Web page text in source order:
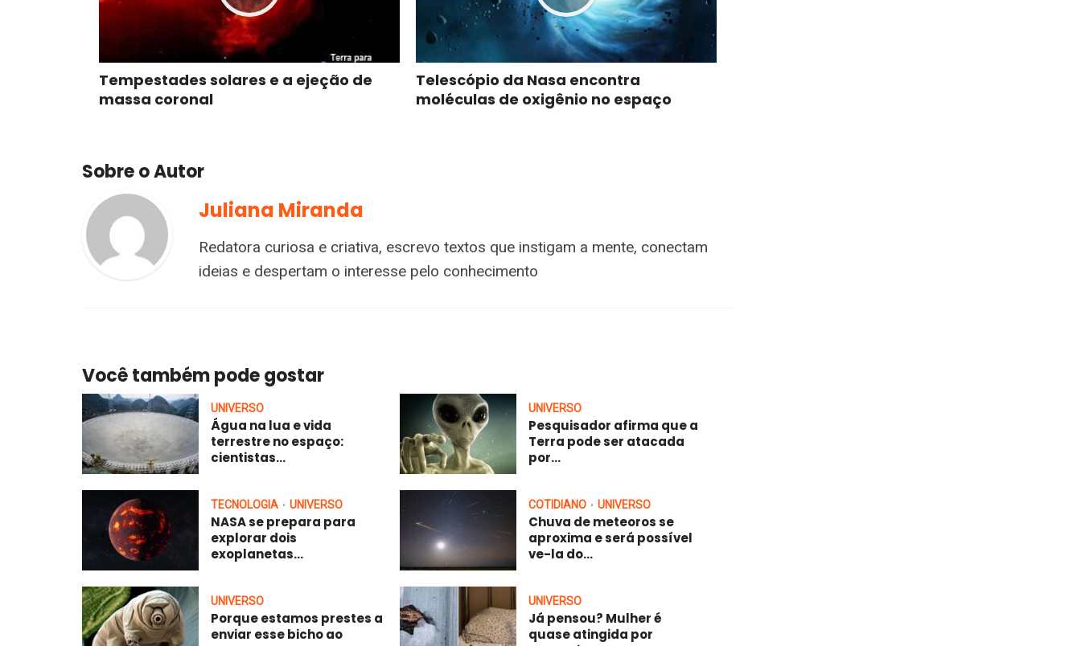
Tempestades solares e a ejeção de
massa coronal
Telescópio da Nasa encontra
moléculas de oxigênio no espaço
Sobre o Autor
Juliana Miranda
Redatora curiosa e criativa, escrevo textos que instigam a mente, conectam
ideias e despertam o interesse pelo conhecimento
Você também pode gostar
UNIVERSO
Água na lua e vida
terrestre no espaço:
cientistas...
UNIVERSO
Pesquisador afirma que a
Terra pode ser atacada
por...
TECNOLOGIA • UNIVERSO
NASA se prepara para
explorar dois
exoplanetas...
COTIDIANO • UNIVERSO
Chuva de meteoros se
aproxima e será possível
ve-la do...
UNIVERSO
Porque estamos prestes a
enviar esse bicho ao
UNIVERSO
Já pensou? Mulher é
quase atingida por